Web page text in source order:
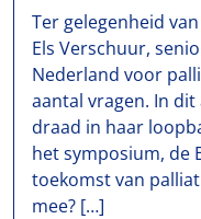
Ter gelegenheid
Els Verschuur,
Nederland voor
aantal vragen. In
draad in haar
het symposium, de
toekomst van
mee? […]